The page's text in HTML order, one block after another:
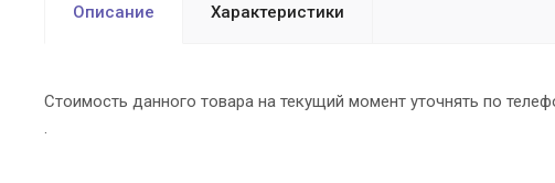
Описание Характеристики
Стоимость данного товара на текущий момент уточнять по
.